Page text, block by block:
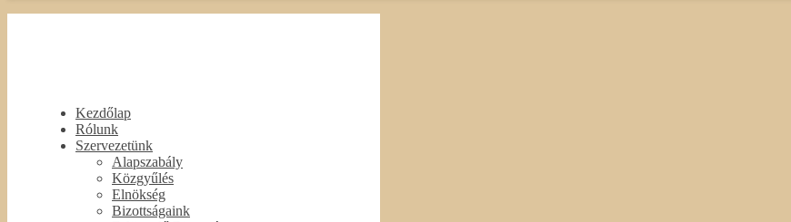
Kezdőlap
Rólunk
Szervezetünk
Alapszabály
Közgyűlés
Elnökség
Bizottságaink